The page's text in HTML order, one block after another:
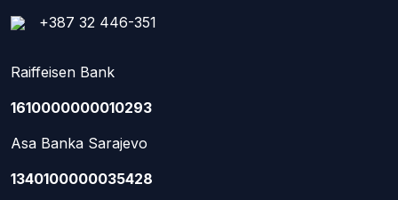
+387 32 446-351
Raiffeisen Bank
1610000000010293
Asa Banka Sarajevo
1340100000035428